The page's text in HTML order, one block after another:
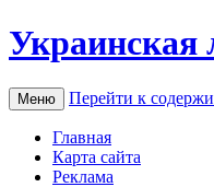
Украинская
Меню Перейти к
Главная
Карта сайта
Реклама